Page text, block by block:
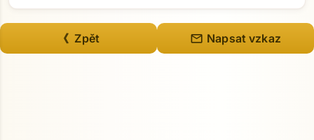
《 Zpět mail Napsat vzkaz